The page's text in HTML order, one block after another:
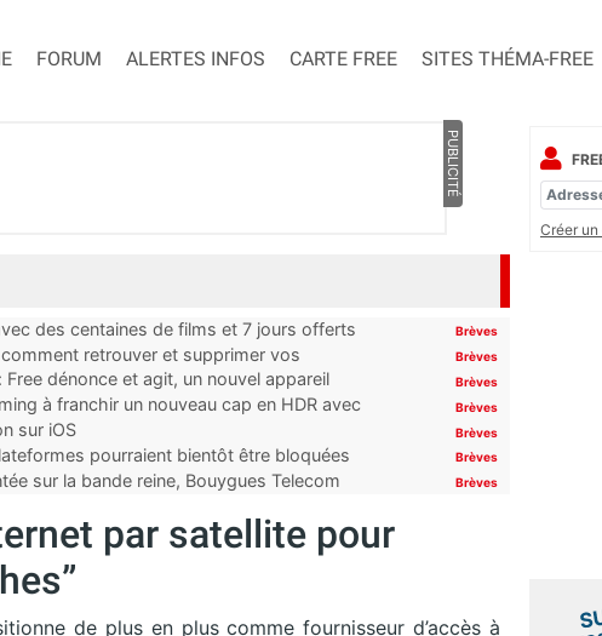
FORUM ALERTES INFOS CARTE FREE SITES THÉMA-FREE
PUBLICITÉ
des centaines de films et 7 jours offerts Brèves
retrouver et supprimer vos
Brèves
dénonce et agit, un nouvel appareil
Brèves
à franchir un nouveau cap en HDR avec
Brèves
sur iOS Brèves
pourraient bientôt être bloquées
Brèves
sur la bande reine, Bouygues Telecom
Brèves
par satellite pour
de plus en plus comme fournisseur d’accès à
Créer